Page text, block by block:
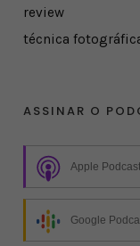
review
técnica
ASSINAR O
Apple
Google